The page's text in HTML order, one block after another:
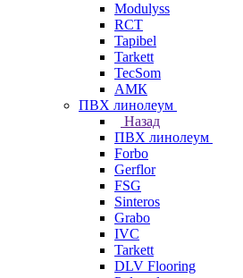
Modulyss
RCT
Tapibel
Tarkett
TecSom
АМК
ПВХ линолеум
Назад
ПВХ линолеум
Forbo
Gerflor
FSG
Sinteros
Grabo
IVC
Tarkett
DLV Flooring